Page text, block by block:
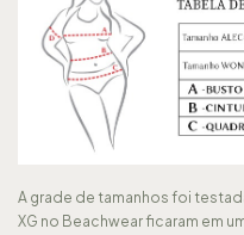
A grade de tamanhos foi
XG no Beachwear ficaram em